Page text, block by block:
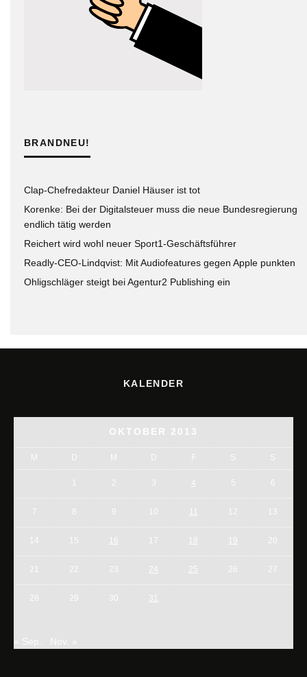
BRANDNEU!
Clap-Chefredakteur Daniel Häuser ist tot
Korenke: Bei der Digitalsteuer muss die neue Bundesregierung
endlich tätig werden
Reichert wird wohl neuer Sport1-Geschäftsführer
Readly-CEO-Lindqvist: Mit Audiofeatures gegen Apple punkten
Ohligschläger steigt bei Agentur2 Publishing ein
KALENDER
OKTOBER 2013
M D M D F S S
1 2 3 4 5 6
7 8 9 10 11 12 13
14 15 16 17 18 19 20
21 22 23 24 25 26 27
28 29 30 31
« Sep. Nov. »